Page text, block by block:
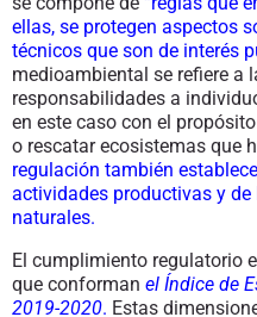
ellas, se protegen aspectos
técnicos que son de interés
medioambiental se refiere a
responsabilidades a
en este caso con el
o rescatar ecosistemas que
regulación también
actividades productivas y
naturales.
El cumplimiento regulatorio
que conforman el Índice de
2019-2020. Estas